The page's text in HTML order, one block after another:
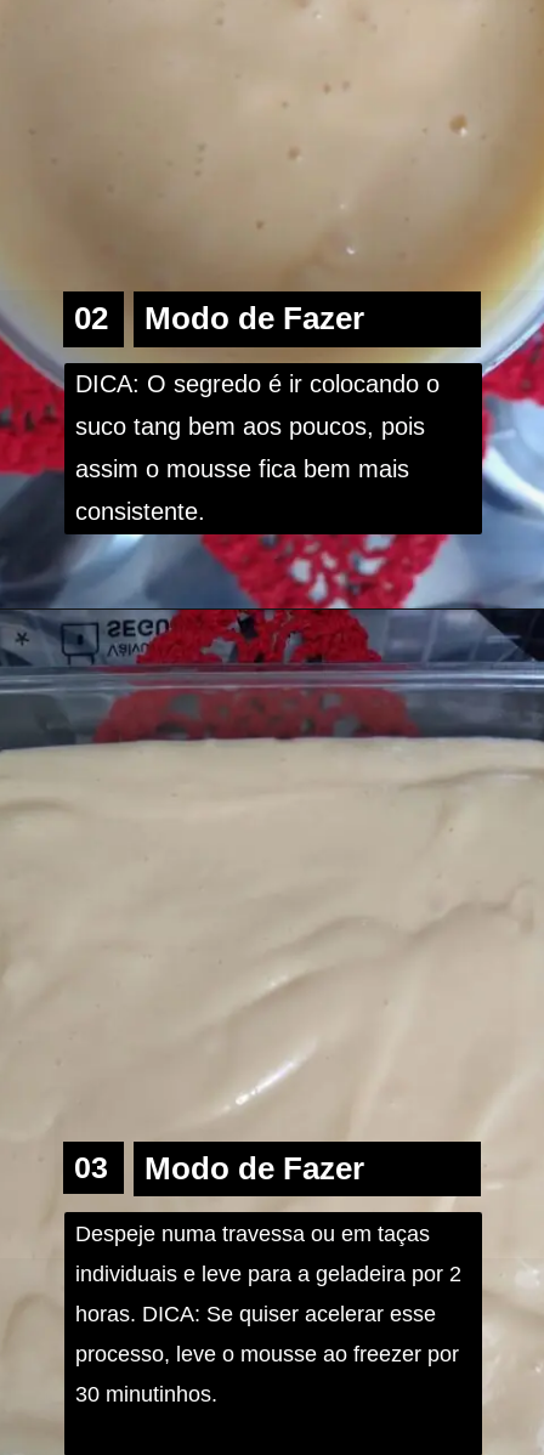
Modo de Fazer
02
DICA: O segredo é ir colocando o
suco tang bem aos poucos, pois
assim o mousse fica bem mais
consistente.
Modo de Fazer
03
Despeje numa travessa ou em taças
individuais e leve para a geladeira por 2
horas. DICA: Se quiser acelerar esse
processo, leve o mousse ao freezer por
30 minutinhos.